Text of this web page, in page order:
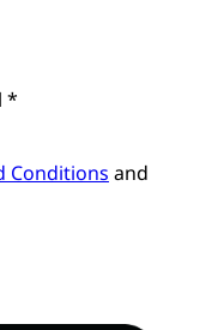
*
Conditions and